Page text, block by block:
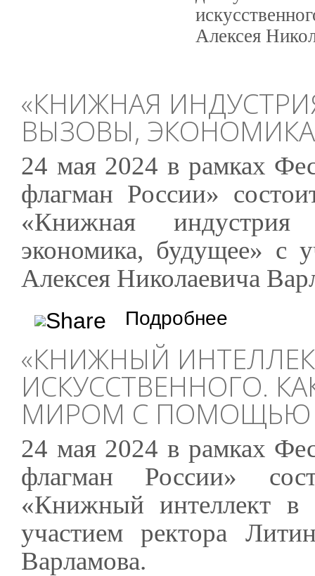
Алексея
«КНИЖНАЯ
ВЫЗОВЫ,
24 мая 2024 в рамках
флагман России»
«Книжная
экономика, будущее» с
Алексея Николаевича
Подробнее
«КНИЖНЫЙ
ИСКУССТВЕННОГО.
МИРОМ С ПОМОЩЬЮ
24 мая 2024 в рамках
флагман России»
«Книжный интеллект в
участием ректора
Варламова.